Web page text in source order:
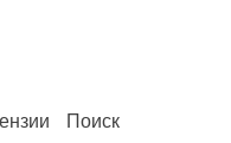
Поиск